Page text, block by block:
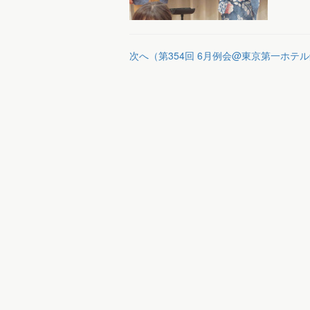
次へ（第354回 6月例会@東京第一ホテ